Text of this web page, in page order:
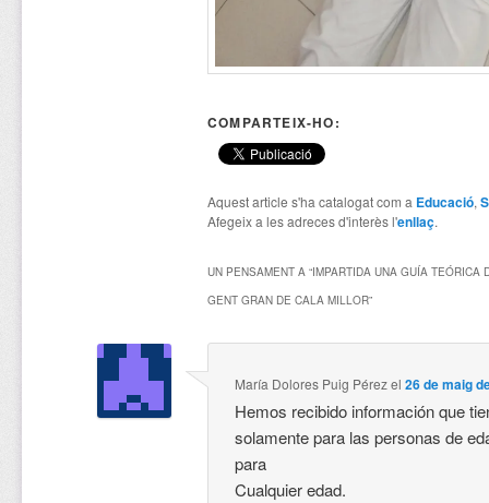
COMPARTEIX-HO:
Aquest article s'ha catalogat com a Educació,
Afegeix a les adreces d'interès l'enllaç.
UN PENSAMENT A “IMPARTIDA UNA GUÍA TEÓRICA
GENT GRAN DE CALA MILLOR”
María Dolores Puig Pérezel26 de maig
Hemos recibido información que
solamente para las personas de
para
Cualquier edad.